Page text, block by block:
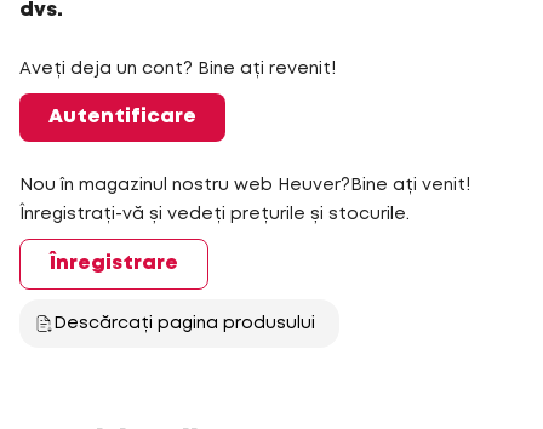
dvs.
Aveți deja un cont? Bine ați revenit!
Autentificare
Nou în magazinul nostru web Heuver?Bine ați venit!
Înregistrați-vă și vedeți prețurile și stocurile.
Înregistrare
Descărcați pagina produsului